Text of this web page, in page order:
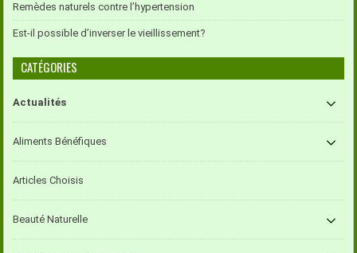
Remèdes naturels contre l’hypertension
Est-il possible d’inverser le vieillissement?
CATÉGORIES
Actualités
Aliments Bénéfiques
Articles Choisis
Beauté Naturelle